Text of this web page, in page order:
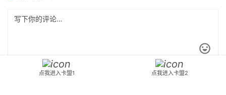
昵称：点我进入卡盟1 点我进入卡盟2